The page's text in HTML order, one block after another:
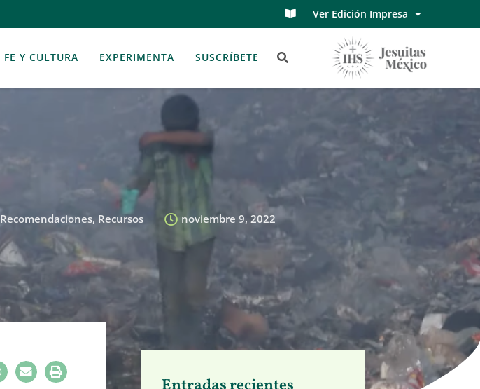
Ver Edición Impresa
FE Y CULTURA EXPERIMENTA SUSCRÍBETE
Recomendaciones, Recursos noviembre 9, 2022